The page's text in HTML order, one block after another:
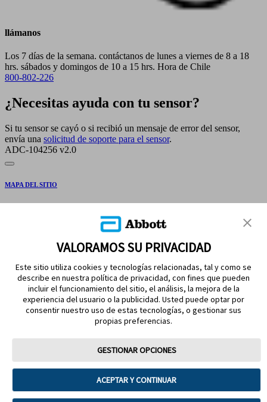
llámanos
Los 7 días de la semana. contáctanos de lunes a viernes de 8 a 18
hrs. sábados y domingos de 10 a 15 hrs. Hora de Chile
800-802-226
¿Necesitas ayuda con tu sensor?
Si tu sensor se cayó o si recibió un mensaje de error del sensor,
envía una solicitud de soporte para el sensor.
ADC-104256 v2.0
MAPA DEL SITIO
VALORAMOS SU PRIVACIDAD
Este sitio utiliza cookies y tecnologías relacionadas, tal y como se
describe en nuestra política de privacidad, con fines que pueden
incluir el funcionamiento del sitio, el análisis, la mejora de la
experiencia del usuario o la publicidad. Usted puede optar por
consentir nuestro uso de estas tecnologías, o gestionar sus
propias preferencias.
GESTIONAR OPCIONES
ACEPTAR Y CONTINUAR